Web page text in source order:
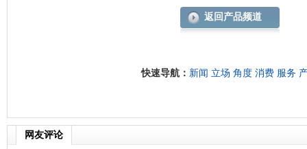
返回产品频道
快速导航： 新闻 立场 角度 消费 服务
网友评论